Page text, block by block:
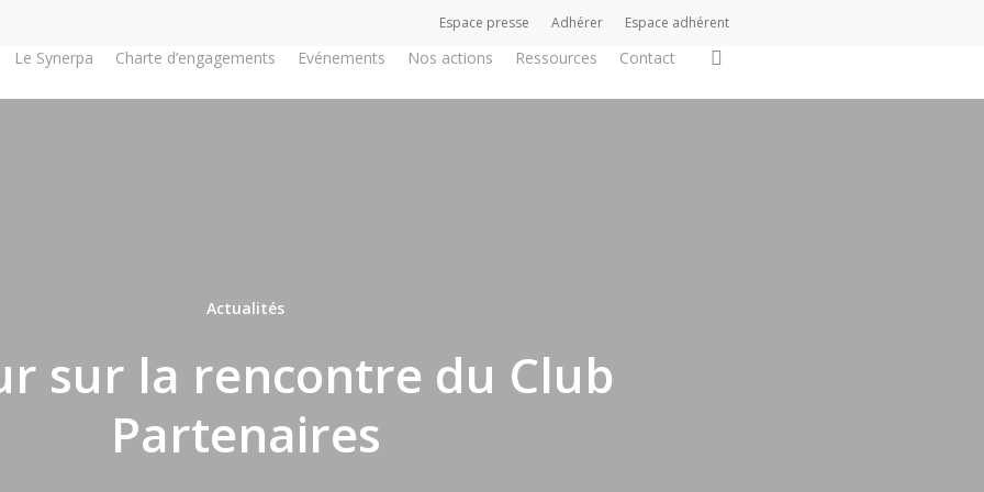
Espace presse Adhérer Espace adhérent
Le Synerpa Charte d’engagements Evénements Nos actions Ressources Contact
Actualités
sur la rencontre du Club
Partenaires